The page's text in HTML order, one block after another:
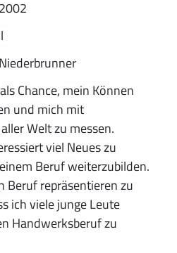
Chance, mein Können
und mich mit
Welt zu messen.
viel Neues zu
Beruf weiterzubilden.
Beruf repräsentieren zu
ich viele junge Leute
Handwerksberuf zu